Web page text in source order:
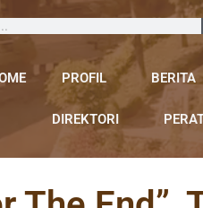
PROFIL BERITA
DIREKTORI